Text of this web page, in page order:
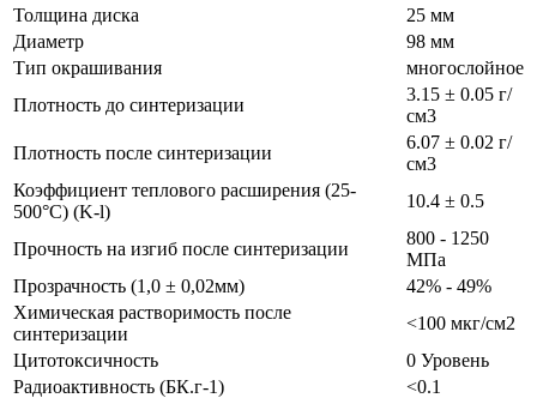
Толщина диска
25 мм
Диаметр
98 мм
Тип окрашивания
многослойное
Плотность до синтеризации
3.15 ± 0.05 г/
см3
Плотность после синтеризации
6.07 ± 0.02 г/
см3
Коэффициент теплового расширения (25-
500°C) (K-l)
10.4 ± 0.5
Прочность на изгиб после синтеризации
800 - 1250
МПа
Прозрачность (1,0 ± 0,02мм)
42% - 49%
Химическая растворимость после
синтеризации
<100 мкг/см2
Цитотоксичность
0 Уровень
Радиоактивность (БК.г-1)
<0.1